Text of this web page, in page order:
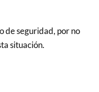
de seguridad, por no
situación.